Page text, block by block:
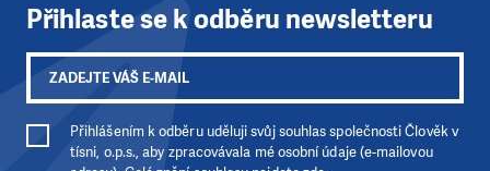
Přihlaste se k odběru newsletteru
Přihlášením k odběru uděluji svůj souhlas společnosti Člověk v
tísni, o.p.s., aby zpracovávala mé osobní údaje (e-mailovou